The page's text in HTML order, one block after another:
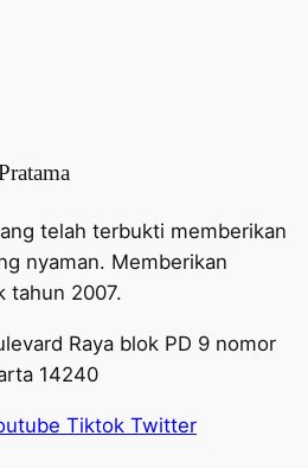
telah terbukti memberikan
nyaman. Memberikan
tahun 2007.
Raya blok PD 9 nomor
14240
Tiktok Twitter